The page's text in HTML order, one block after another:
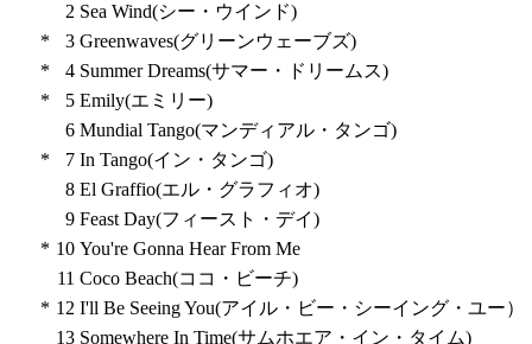
2 Sea Wind(シー・ウインド)
*
3 Greenwaves(グリーンウェーブズ)
*
4 Summer Dreams(サマー・ドリームス)
*
5 Emily(エミリー)
6 Mundial Tango(マンディアル・タンゴ)
*
7 In Tango(イン・タンゴ)
8 El Graffio(エル・グラフィオ)
9 Feast Day(フィースト・デイ)
* 10 You're Gonna Hear From Me
11 Coco Beach(ココ・ビーチ)
* 12 I'll Be Seeing You(アイル・ビー・シーイング・ユー）
13 Somewhere In Time(サムホエア・イン・タイム)